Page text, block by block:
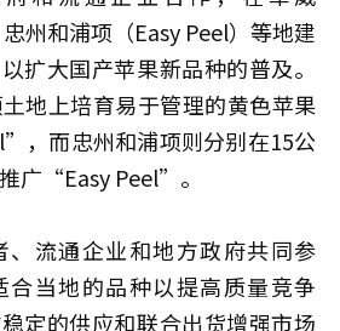
州和浦项（Easy Peel）等地建
扩大国产苹果新品种的普及。
地上培育易于管理的黄色苹果
，而忠州和浦项则分别在15公
广“Easy Peel”。
、流通企业和地方政府共同参
合当地的品种以提高质量竞争
定的供应和联合出货增强市场